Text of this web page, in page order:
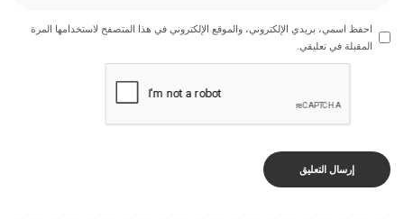
احفظ اسمي، بريدي الإلكتروني، والموقع الإلكتروني في هذا المتصفح لاستخدامها المرة
المقبلة في تعليقي.